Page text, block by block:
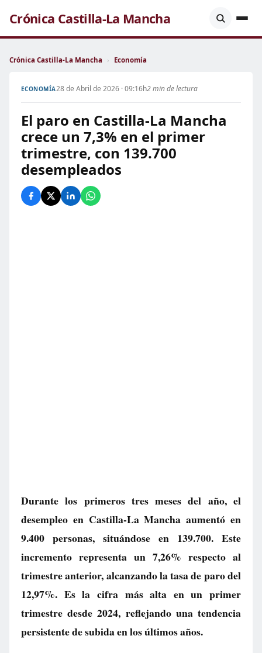
Crónica Castilla-La Mancha
Crónica Castilla-La Mancha › Economía
ECONOMÍA28 de Abril de 2026 · 09:16h2 min de lectura
El paro en Castilla-La Mancha
crece un 7,3% en el primer
trimestre, con 139.700
desempleados
Durante los primeros tres meses del año, el
desempleo en Castilla-La Mancha aumentó en
9.400 personas, situándose en 139.700. Este
incremento representa un 7,26% respecto al
trimestre anterior, alcanzando la tasa de paro del
12,97%. Es la cifra más alta en un primer
trimestre desde 2024, reflejando una tendencia
persistente de subida en los últimos años.